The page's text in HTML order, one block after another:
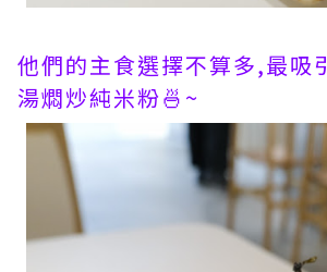
他們的主食選擇不算多,最吸
湯燜炒純米粉🍜~